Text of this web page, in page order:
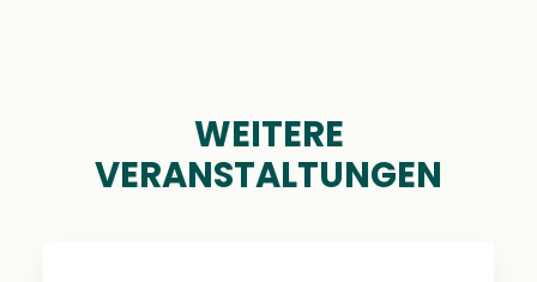
WEITERE
VERANSTALTUNGEN